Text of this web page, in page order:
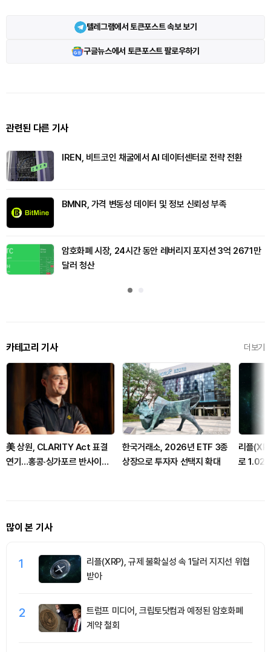
텔레그램에서 토큰포스트 속보 보기
구글뉴스에서 토큰포스트 팔로우하기
관련된 다른 기사
IREN, 비트코인 채굴에서 AI 데이터센터로 전략 전환
BMNR, 가격 변동성 데이터 및 정보 신뢰성 부족
암호화폐 시장, 24시간 동안 레버리지 포지션 3억 2671만
달러 청산
카테고리 기사 더보기
美 상원, CLARITY Act 표결
연기…홍콩·싱가포르 반사이익
한국거래소, 2026년 ETF 3종
상장으로 투자자 선택지 확대
리플
로 1.02
많이 본 기사
1
리플(XRP), 규제 불확실성 속 1달러 지지선 위협
받아
2
트럼프 미디어, 크립토닷컴과 예정된 암호화폐
계약 철회